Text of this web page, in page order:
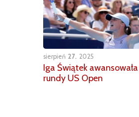
sierpień 27 2025
Iga Świątek
rundy US Open